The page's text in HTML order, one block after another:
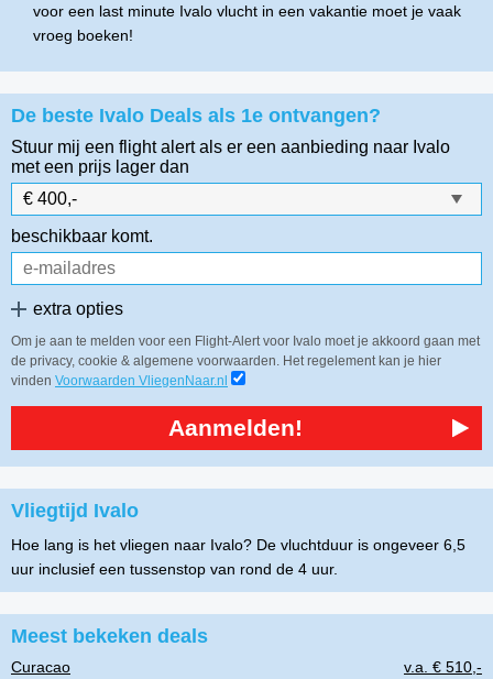
voor een last minute Ivalo vlucht in een vakantie moet je vaak
vroeg boeken!
De beste Ivalo Deals als 1e ontvangen?
Stuur mij een flight alert als er een aanbieding naar Ivalo
met een prijs lager dan
beschikbaar komt.
extra opties
Om je aan te melden voor een Flight-Alert voor Ivalo moet je akkoord gaan met
de privacy, cookie & algemene voorwaarden. Het regelement kan je hier
vinden Voorwaarden VliegenNaar.nl
Aanmelden!
Vliegtijd Ivalo
Hoe lang is het vliegen naar Ivalo? De vluchtduur is ongeveer 6,5
uur inclusief een tussenstop van rond de 4 uur.
Meest bekeken deals
Curacao
v.a. € 510,-